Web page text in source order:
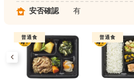
好い日の御膳（お惣菜のみ
安否確認 有
普通食 普通食